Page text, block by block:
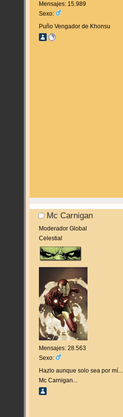
Mensajes: 15.989
Sexo:
Puño Vengador de Khonsu
Mc Carnigan
Moderador Global
Celestial
Mensajes: 28.563
Sexo:
Hazlo aunque solo sea por mí...
Mc Carnigan...